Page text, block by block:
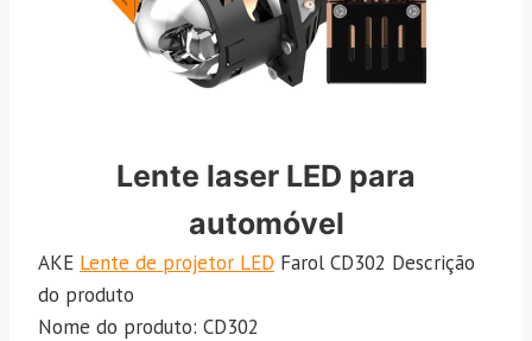
Lente laser LED para
automóvel
AKE Lente de projetor LED Farol CD302 Descrição
do produto
Nome do produto: CD302